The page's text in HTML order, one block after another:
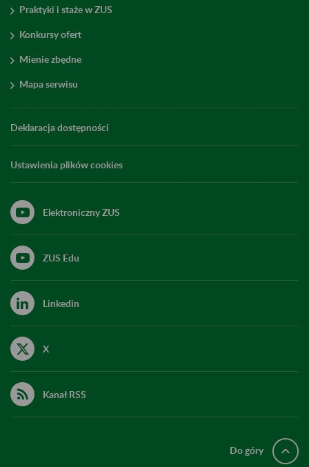
Praktyki i staże w ZUS
Konkursy ofert
Mienie zbędne
Mapa serwisu
Deklaracja dostępności
Ustawienia plików cookies
Elektroniczny ZUS
ZUS Edu
Linkedin
X
Kanał RSS
Do góry